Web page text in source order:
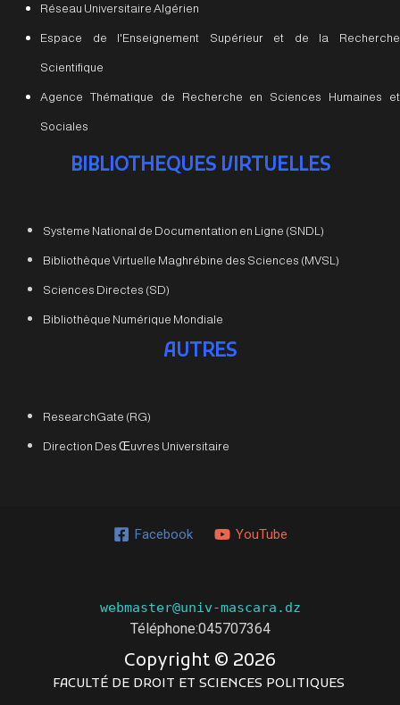
Réseau Universitaire Algérien
Espace de l'Enseignement Supérieur et de la Recherche
Scientifique
Agence Thématique de Recherche en Sciences Humaines et
Sociales
BIBLIOTHEQUES VIRTUELLES
Systeme National de Documentation en Ligne (SNDL)
Bibliothèque Virtuelle Maghrébine des Sciences (MVSL)
Sciences Directes (SD)
Bibliothèque Numérique Mondiale
AUTRES
ResearchGate (RG)
Direction Des Œuvres Universitaire
Facebook YouTube
webmaster@univ-mascara.dz
Téléphone:045707364
Copyright © 2026
FACULTÉ DE DROIT ET SCIENCES POLITIQUES